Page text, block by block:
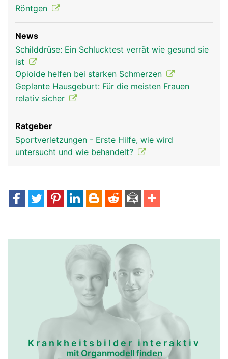
Schlüsselbein Frau
Mann
Röntgen
News
Schilddrüse: Ein Schlucktest verrät wie gesund sie
ist
Opioide helfen bei starken Schmerzen
Geplante Hausgeburt: Für die meisten Frauen
relativ sicher
Ratgeber
Sportverletzungen - Erste Hilfe, wie wird
untersucht und wie behandelt?
Krankheitsbilder interaktiv
mit Organmodell finden